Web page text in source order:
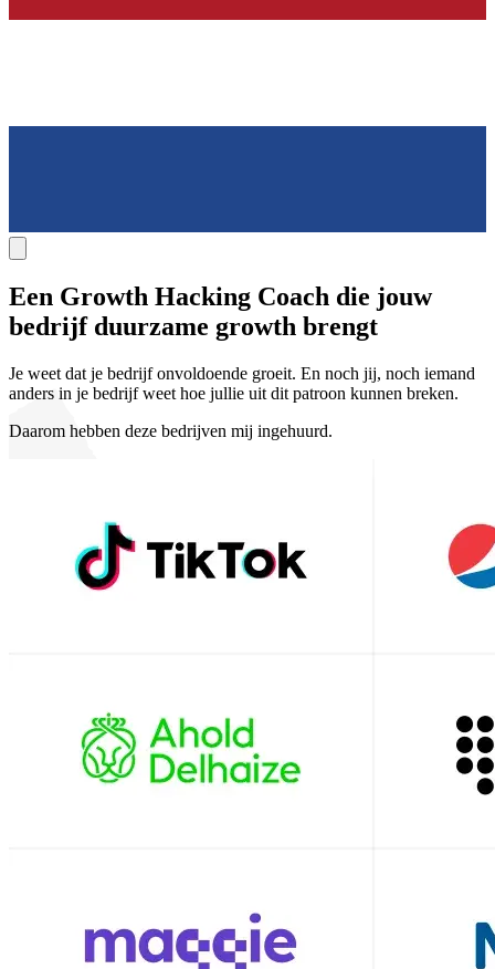
Een Growth Hacking Coach die jouw
bedrijf duurzame growth brengt
Je weet dat je bedrijf onvoldoende groeit. En noch jij, noch iemand
anders in je bedrijf weet hoe jullie uit dit patroon kunnen breken.
Daarom hebben deze bedrijven mij ingehuurd.